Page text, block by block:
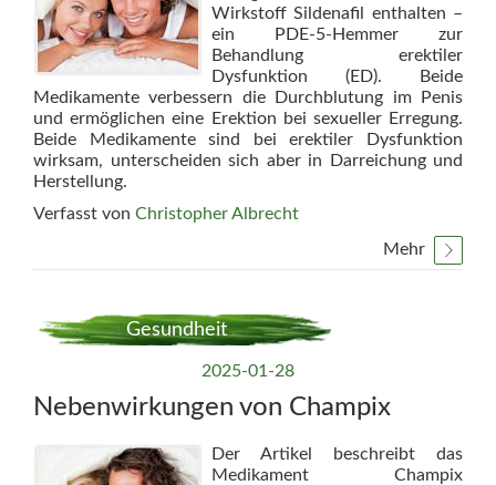
Wirkstoff Sildenafil enthalten –
ein PDE-5-Hemmer zur
Behandlung erektiler
Dysfunktion (ED). Beide
Medikamente verbessern die Durchblutung im Penis
und ermöglichen eine Erektion bei sexueller Erregung.
Beide Medikamente sind bei erektiler Dysfunktion
wirksam, unterscheiden sich aber in Darreichung und
Herstellung.
Verfasst von Christopher Albrecht
Mehr
Gesundheit
2025-01-28
Nebenwirkungen von Champix
Der Artikel beschreibt das
Medikament Champix